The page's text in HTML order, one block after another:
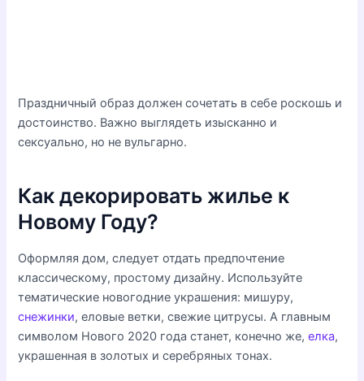
Праздничный образ должен сочетать в себе роскошь и
достоинство. Важно выглядеть изысканно и
сексуально, но не вульгарно.
Как декорировать жилье к
Новому Году?
Оформляя дом, следует отдать предпочтение
классическому, простому дизайну. Используйте
тематические новогодние украшения: мишуру,
снежинки, еловые ветки, свежие цитрусы. А главным
символом Нового 2020 года станет, конечно же,елка,
украшенная в золотых и серебряных тонах.